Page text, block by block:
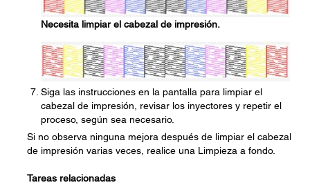
Necesita limpiar el cabezal de impresión.
Siga las instrucciones en la pantalla para limpiar el
cabezal de impresión, revisar los inyectores y repetir el
proceso, según sea necesario.
Si no observa ninguna mejora después de limpiar el cabezal
de impresión varias veces, realice una Limpieza a fondo.
Tareas relacionadas